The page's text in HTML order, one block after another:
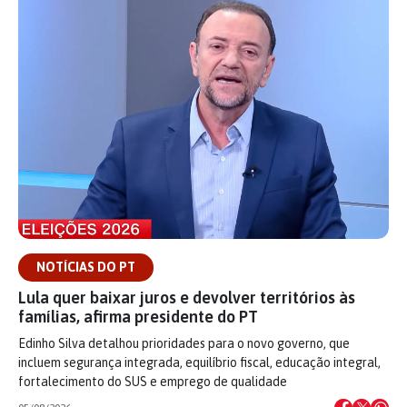
NOTÍCIAS DO PT
Lula quer baixar juros e devolver territórios às
famílias, afirma presidente do PT
Edinho Silva detalhou prioridades para o novo governo, que
incluem segurança integrada, equilíbrio fiscal, educação integral,
fortalecimento do SUS e emprego de qualidade